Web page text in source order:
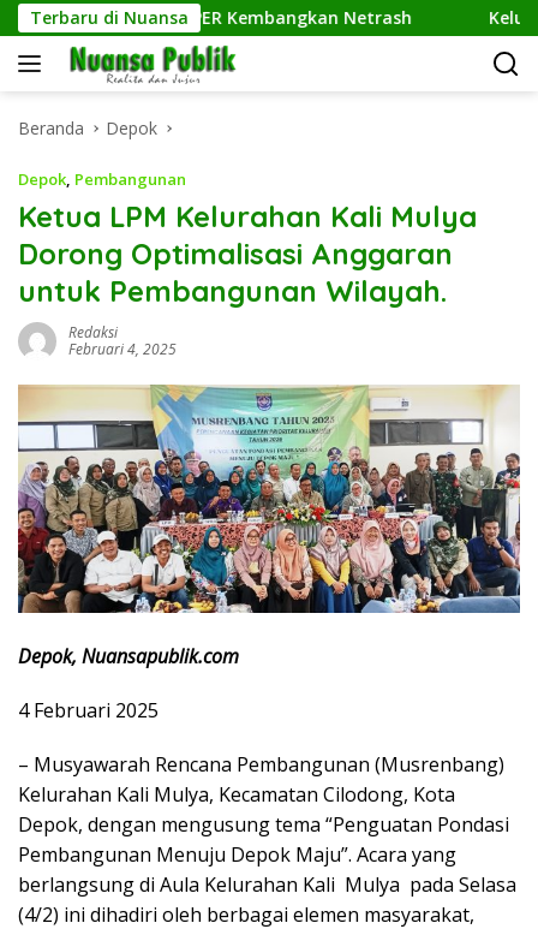
Langsung
ke
konten
Terbaru di Nuansa
UPER Kembangkan Netrash Kelurahan
Beranda Depok
Depok, Pembangunan
Ketua LPM Kelurahan Kali Mulya
Dorong Optimalisasi Anggaran
untuk Pembangunan Wilayah.
Redaksi
Februari 4, 2025
Depok, Nuansapublik.com
4 Februari 2025
– Musyawarah Rencana Pembangunan (Musrenbang)
Kelurahan Kali Mulya, Kecamatan Cilodong, Kota
Depok, dengan mengusung tema “Penguatan Pondasi
Pembangunan Menuju Depok Maju”. Acara yang
berlangsung di Aula Kelurahan Kali Mulya pada Selasa
(4/2) ini dihadiri oleh berbagai elemen masyarakat,